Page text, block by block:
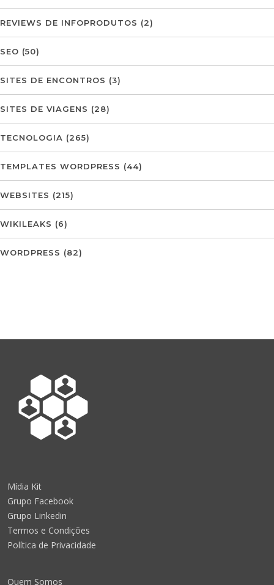
REVIEWS DE INFOPRODUTOS (2)
SEO (50)
SITES DE ENCONTROS (3)
SITES DE VIAGENS (28)
TECNOLOGIA (265)
TEMPLATES WORDPRESS (44)
WEBSITES (215)
WIKILEAKS (6)
WORDPRESS (82)
Mídia Kit
Grupo Facebook
Grupo Linkedin
Termos e Condições
Política de Privacidade
Quem Somos